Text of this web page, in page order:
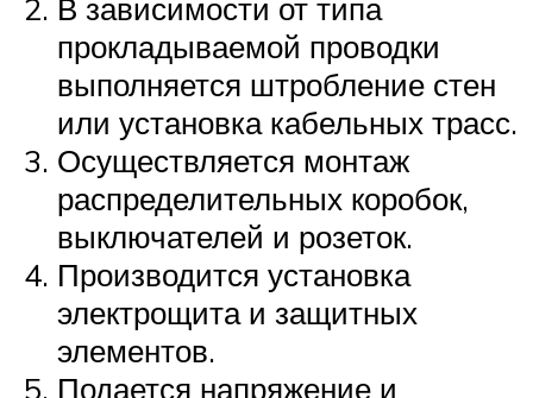
В зависимости от типа
прокладываемой проводки
выполняется штробление стен
или установка кабельных трасс.
Осуществляется монтаж
распределительных коробок,
выключателей и розеток.
Производится установка
электрощита и защитных
элементов.
Подается напряжение и